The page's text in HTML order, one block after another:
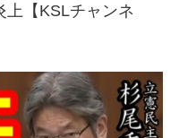
上【KSLチャンネ